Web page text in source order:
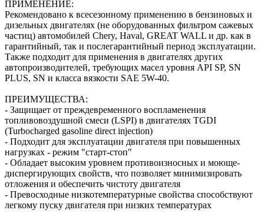
ПРИМЕНЕНИЕ:
Рекомендовано к всесезонному применению в бензиновых и
дизельных двигателях (не оборудованных фильтром сажевых
частиц) автомобилей Chery, Haval, GREAT WALL и др. как в
гарантийный, так и послегарантийный период эксплуатации.
Также подходит для применения в двигателях других
автопроизводителей, требующих масел уровня API SP, SN
PLUS, SN и класса вязкости SAE 5W-40.
ПРЕИМУЩЕСТВА:
- Защищает от преждевременного воспламенения
топливовоздушной смеси (LSPI) в двигателях TGDI
(Turbocharged gasoline direct injection)
- Подходит для эксплуатации двигателя при повышенных
нагрузках - режим "старт-стоп"
- Обладает высоким уровнем противоизносных и моюще-
диспергирующих свойств, что позволяет минимизировать
отложения и обеспечить чистоту двигателя
- Превосходные низкотемпературные свойства способствуют
легкому пуску двигателя при низких температурах